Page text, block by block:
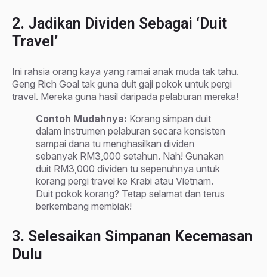
2. Jadikan Dividen Sebagai ‘Duit
Travel’
Ini rahsia orang kaya yang ramai anak muda tak tahu.
Geng Rich Goal tak guna duit gaji pokok untuk pergi
travel. Mereka guna hasil daripada pelaburan mereka!
Contoh Mudahnya: Korang simpan duit
dalam instrumen pelaburan secara konsisten
sampai dana tu menghasilkan dividen
sebanyak RM3,000 setahun. Nah! Gunakan
duit RM3,000 dividen tu sepenuhnya untuk
korang pergi travel ke Krabi atau Vietnam.
Duit pokok korang? Tetap selamat dan terus
berkembang membiak!
3. Selesaikan Simpanan Kecemasan
Dulu